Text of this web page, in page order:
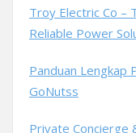
Troy Electric Co –
Reliable Power
Panduan Lengkap
GoNutss
Private Concierge